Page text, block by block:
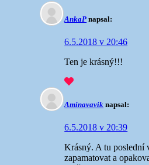
AnkaP napsal:
6.5.2018 v 20:46
Ten je krásný!!!
Aminavavik napsal:
6.5.2018 v 20:39
Krásný. A tu poslední
zapamatovat a